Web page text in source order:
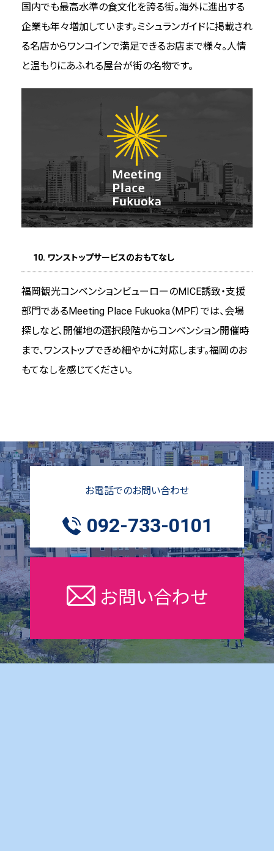
国内でも最高水準の食文化を誇る街。海外に進出する
企業も年々増加しています。ミシュランガイドに掲載され
る名店からワンコインで満足できるお店まで様々。人情
と温もりにあふれる屋台が街の名物です。
10. ワンストップサービスのおもてなし
福岡観光コンベンションビューローのMICE誘致・支援
部門であるMeeting Place Fukuoka（MPF）では、会場
探しなど、開催地の選択段階からコンベンション開催時
まで、ワンストップできめ細やかに対応します。福岡のお
もてなしを感じてください。
お電話でのお問い合わせ
092-733-0101
お問い合わせ